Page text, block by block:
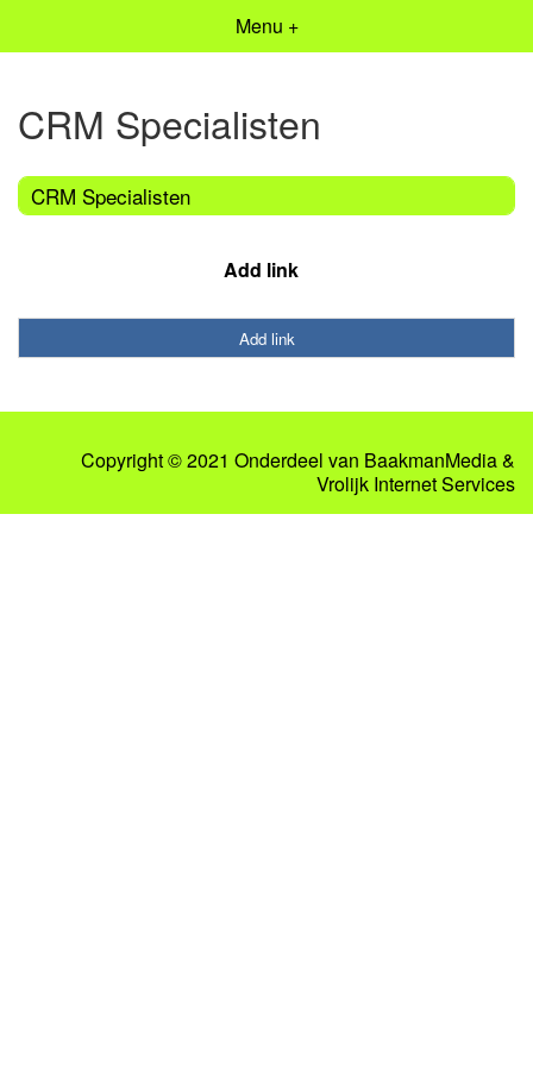
Menu +
CRM Specialisten
CRM Specialisten
Add link
Add link
Copyright © 2021 Onderdeel van BaakmanMedia&
Vrolijk Internet Services